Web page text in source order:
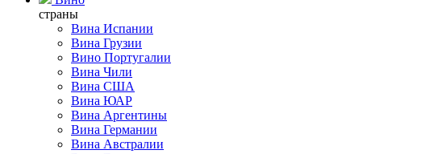
страны
Вина Испании
Вина Грузии
Вино Португалии
Вина Чили
Вина США
Вина ЮАР
Вина Аргентины
Вина Германии
Вина Австралии